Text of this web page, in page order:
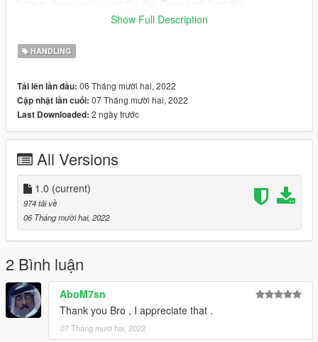
Handling.meta into the original Dodge Charger Hellcat 2015 file
Features: Damage is slightly amped up to deal more damage
Feel free to use it in your personal FiveM Server just please
DM me before @ Tommmy 3920 on discord
Show Full Description
HANDLING
Tải lên lần đầu: 06 Tháng mười hai, 2022
Cập nhật lần cuối: 07 Tháng mười hai, 2022
Last Downloaded: 2 ngày trước
All Versions
1.0 (current)
974 tải về
06 Tháng mười hai, 2022
2 Bình luận
AboM7sn
Thank you Bro , I appreciate that .
07 Tháng mười hai, 2022